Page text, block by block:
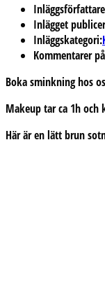
Inlägget
Inläggskategori:
Kommentarer
Boka sminkning hos
Makeup tar ca 1h
Här är en lätt brun